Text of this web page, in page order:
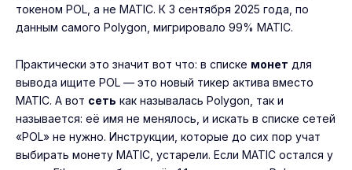
токеном POL, а не MATIC. К 3 сентября 2025 года, по
данным самого Polygon, мигрировало 99% MATIC.
Практически это значит вот что: в списке монет для
вывода ищите POL — это новый тикер актива вместо
MATIC. А вот сеть как называлась Polygon, так и
называется: её имя не менялось, и искать в списке сетей
«POL» не нужно. Инструкции, которые до сих пор учат
выбирать монету MATIC, устарели. Если MATIC остался у